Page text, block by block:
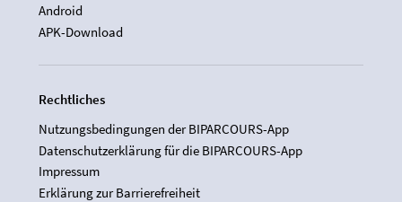
Android
APK-Download
Rechtliches
Nutzungsbedingungen der BIPARCOURS-App
Datenschutzerklärung für die BIPARCOURS-App
Impressum
Erklärung zur Barrierefreiheit